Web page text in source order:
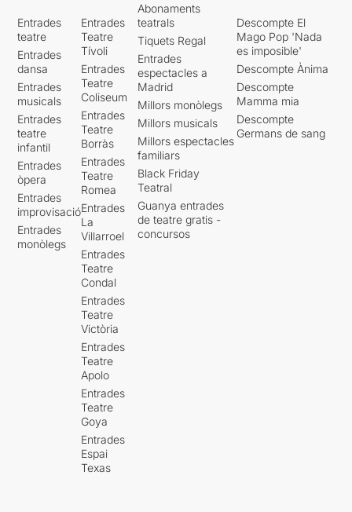
Entrades
teatre
Entrades
dansa
Entrades
musicals
Entrades
teatre
infantil
Entrades
òpera
Entrades
improvisació
Entrades
monòlegs
Entrades
Teatre
Tívoli
Entrades
Teatre
Coliseum
Entrades
Teatre
Borràs
Entrades
Teatre
Romea
Entrades
La
Villarroel
Entrades
Teatre
Condal
Entrades
Teatre
Victòria
Entrades
Teatre
Apolo
Entrades
Teatre
Goya
Entrades
Espai
Texas
Abonaments
teatrals
Tiquets Regal
Entrades
espectacles a
Madrid
Millors monòlegs
Millors musicals
Millors espectacles
familiars
Black Friday
Teatral
Guanya entrades
de teatre gratis -
concursos
Descompte El
Mago Pop 'Nada
es imposible'
Descompte Ànima
Descompte
Mamma mia
Descompte
Germans de sang